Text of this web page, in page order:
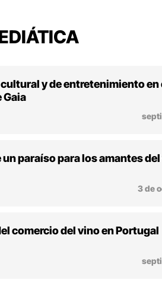
y de entretenimiento en
Gaia
un paraíso para los amantes
3 de
comercio del vino en Portugal